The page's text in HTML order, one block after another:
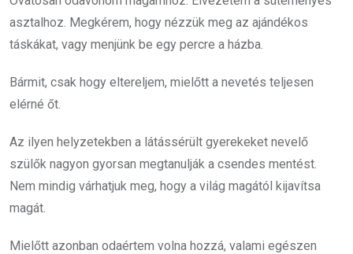
asztalhoz. Megkérem, hogy nézzük meg az ajándékos
táskákat, vagy menjünk be egy percre a házba.
Bármit, csak hogy eltereljem, mielőtt a nevetés teljesen
elérné őt.
Az ilyen helyzetekben a látássérült gyerekeket nevelő
szülők nagyon gyorsan megtanulják a csendes mentést.
Nem mindig várhatjuk meg, hogy a világ magától kijavítsa
magát.
Mielőtt azonban odaértem volna hozzá, valami egészen